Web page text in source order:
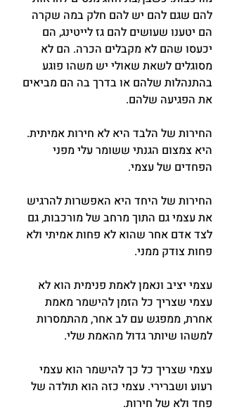
להם שגם להם יש להם חלק במה שקרה
הם יטענו שעושים להם גז לייטינג, הם
יכעסו שהם לא מקבלים הכרה. הם לא
מסוגלים לשאת שאולי יש משהו פוגע
בהתנהלות שלהם או בדרך בה הם מביאים
את הפגיעה שלהם.
החירות של הלבד היא לא חירות אמיתית.
היא צמצום הגנתי ששומר עלי מפני
הפחדים של עצמי.
החירות של היחד היא האפשרות להרגיש
את עצמי גם התוך מרחב של מורכבות, גם
לצד אדם אחר שהוא לא פחות אמיתי ולא
פחות צודק ממני.
עצמי יציב ונאמן לאמת פנימית הוא לא
עצמי שצריך כל הזמן להישמר מאמת
אחרת, ממפגש עם לב אחר, מהתמסרות
למשהו שיותר גדול מהאמת שלי.
עצמי שצריך כל כך להישמר הוא עצמי
רעוע ושברירי. עצמי כזה הוא תולדה של
פחד ולא של חירות.